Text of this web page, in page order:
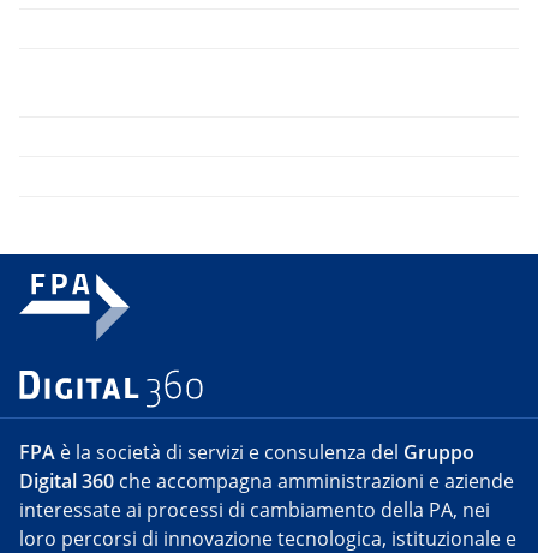
FPA è la società di servizi e consulenza del Gruppo
Digital 360 che accompagna amministrazioni e aziende
interessate ai processi di cambiamento della PA, nei
loro percorsi di innovazione tecnologica, istituzionale e